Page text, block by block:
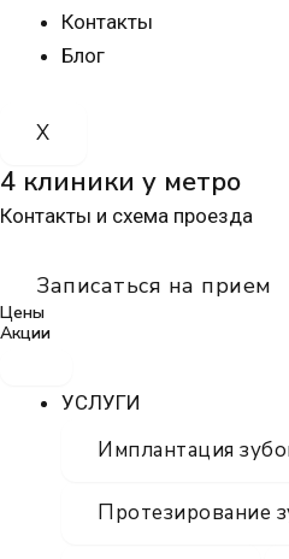
Контакты
Блог
X
4 клиники у метро
Контакты и схема проезда
Записаться на прием
Цены
Акции
УСЛУГИ
Имплантация
Протезирование